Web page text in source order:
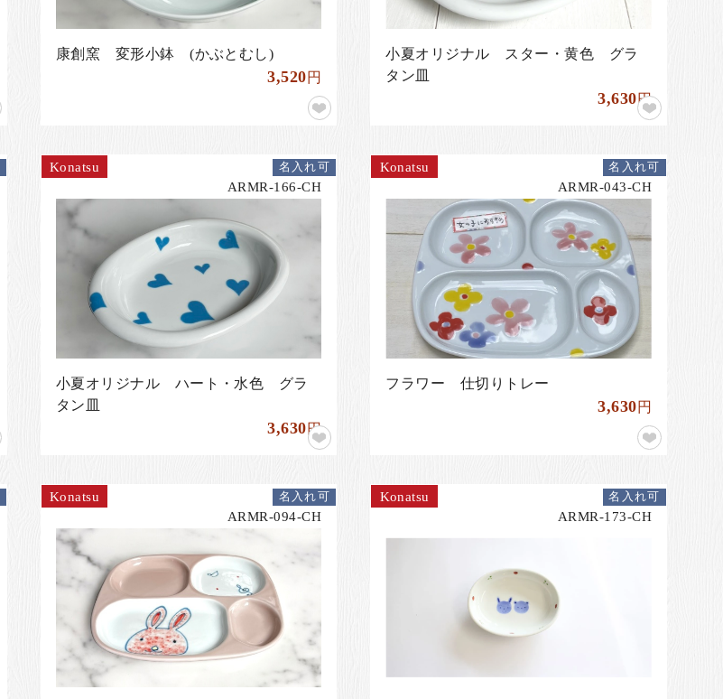
康創窯 変形小鉢 (かぶとむし)
3,520円
小夏オリジナル スター・黄色 グラ
タン皿
3,630円
Konatsu
ARMR-166-CH
名入れ可
小夏オリジナル ハート・水色 グラ
タン皿
3,630円
Konatsu
ARMR-043-CH
名入れ可
フラワー 仕切りトレー
3,630円
Konatsu
ARMR-094-CH
名入れ可
Konatsu
ARMR-173-CH
名入れ可